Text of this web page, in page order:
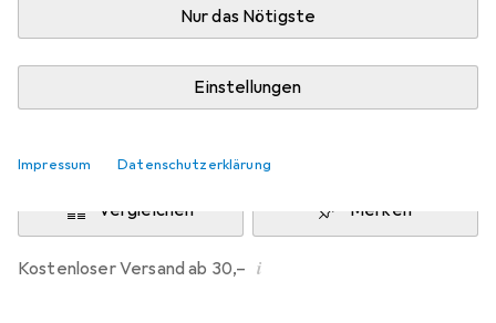
Nur das Nötigste
Einstellungen
Impressum Datenschutzerklärung
Zwischen Do, 13.8. und Sa, 15.8. geliefert
Lieferort angeben für genaue Lieferzeit
Vergleichen Merken
Kostenloser Versand ab 30,– i